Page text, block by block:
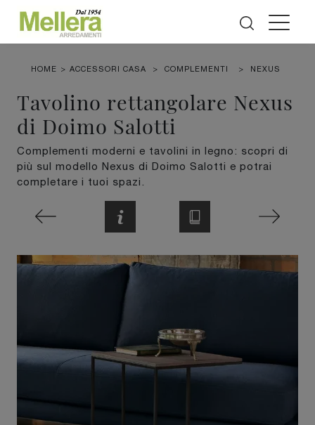
HOME > ACCESSORI CASA > COMPLEMENTI > NEXUS
Tavolino rettangolare Nexus
di Doimo Salotti
Complementi moderni e tavolini in legno: scopri di
più sul modello Nexus di Doimo Salotti e potrai
completare i tuoi spazi.